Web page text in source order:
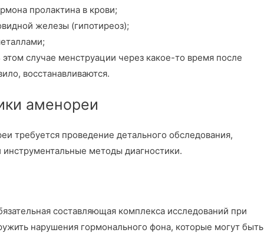
пролактина в крови;
железы (гипотиреоз);
случае менструации через какое-то время после
восстанавливаются.
аменореи
требуется проведение детального обследования,
методы диагностики.
составляющая комплекса исследований при
нарушения гормонального фона, которые могут быть